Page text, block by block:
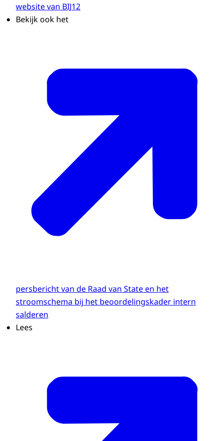
website van BIJ12
Bekijk ook het
persbericht van de Raad van State en het
stroomschema bij het beoordelingskader intern
salderen
Lees